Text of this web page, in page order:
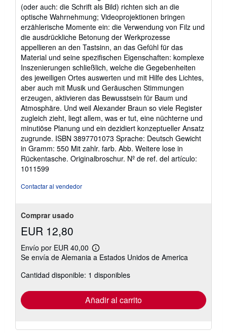
(oder auch: die Schrift als Bild) richten sich an die
optische Wahrnehmung; Videoprojektionen bringen
erzählerische Momente ein: die Verwendung von Filz und
die ausdrückliche Betonung der Werkprozesse
appellieren an den Tastsinn, an das Gefühl für das
Material und seine spezifischen Eigenschaften: komplexe
Inszenierungen schließlich, welche die Gegebenheiten
des jeweiligen Ortes auswerten und mit Hilfe des Lichtes,
aber auch mit Musik und Geräuschen Stimmungen
erzeugen, aktivieren das Bewusstsein für Baum und
Atmosphäre. Und weil Alexander Braun so viele Register
zugleich zieht, liegt allem, was er tut, eine nüchterne und
minutiöse Planung und ein dezidiert konzeptueller Ansatz
zugrunde. ISBN 3897701073 Sprache: Deutsch Gewicht
in Gramm: 550 Mit zahlr. farb. Abb. Weitere lose in
Rückentasche. Originalbroschur. Nº de ref. del artículo:
1011599
Contactar al vendedor
Comprar usado
EUR 12,80
Envío por EUR 40,00
Más
información
las
tarifas
envío
Se envía de Alemania a Estados Unidos de America
Cantidad disponible: 1 disponibles
Añadir al carrito